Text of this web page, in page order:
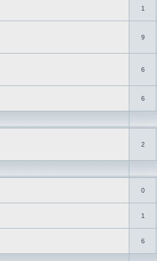
1
9
6
6
2
0
1
6